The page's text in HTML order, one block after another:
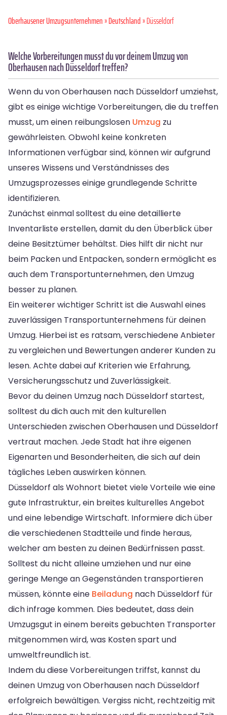
Oberhausener Umzugsunternehmen»Deutschland» Düsseldorf
Welche Vorbereitungen musst du vor deinem Umzug von
Oberhausen nach Düsseldorf treffen?
Wenn du von Oberhausen nach Düsseldorf umziehst,
gibt es einige wichtige Vorbereitungen, die du treffen
musst, um einen reibungslosen Umzug zu
gewährleisten. Obwohl keine konkreten
Informationen verfügbar sind, können wir aufgrund
unseres Wissens und Verständnisses des
Umzugsprozesses einige grundlegende Schritte
identifizieren.
Zunächst einmal solltest du eine detaillierte
Inventarliste erstellen, damit du den Überblick über
deine Besitztümer behältst. Dies hilft dir nicht nur
beim Packen und Entpacken, sondern ermöglicht es
auch dem Transportunternehmen, den Umzug
besser zu planen.
Ein weiterer wichtiger Schritt ist die Auswahl eines
zuverlässigen Transportunternehmens für deinen
Umzug. Hierbei ist es ratsam, verschiedene Anbieter
zu vergleichen und Bewertungen anderer Kunden zu
lesen. Achte dabei auf Kriterien wie Erfahrung,
Versicherungsschutz und Zuverlässigkeit.
Bevor du deinen Umzug nach Düsseldorf startest,
solltest du dich auch mit den kulturellen
Unterschieden zwischen Oberhausen und Düsseldorf
vertraut machen. Jede Stadt hat ihre eigenen
Eigenarten und Besonderheiten, die sich auf dein
tägliches Leben auswirken können.
Düsseldorf als Wohnort bietet viele Vorteile wie eine
gute Infrastruktur, ein breites kulturelles Angebot
und eine lebendige Wirtschaft. Informiere dich über
die verschiedenen Stadtteile und finde heraus,
welcher am besten zu deinen Bedürfnissen passt.
Solltest du nicht alleine umziehen und nur eine
geringe Menge an Gegenständen transportieren
müssen, könnte eine Beiladung nach Düsseldorf für
dich infrage kommen. Dies bedeutet, dass dein
Umzugsgut in einem bereits gebuchten Transporter
mitgenommen wird, was Kosten spart und
umweltfreundlich ist.
Indem du diese Vorbereitungen triffst, kannst du
deinen Umzug von Oberhausen nach Düsseldorf
erfolgreich bewältigen. Vergiss nicht, rechtzeitig mit